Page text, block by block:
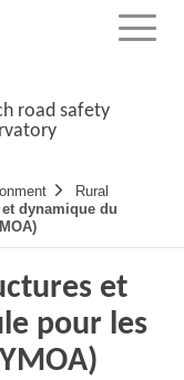
Menu
road safety
Rural
dynamique du
et
pour les